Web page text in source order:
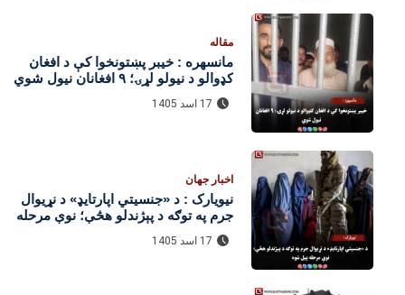
مقاله
مانسهره : خیبر پښتونخوا کې د افغان
کډوالو د نیولو لړۍ؛ ۹ افغانان نیول شوي
17 اسد 1405
اخبار جهان
نیویارک : د «جنسیتي اپارتایډ» د نړیوال
جرم په توګه د پېژندلو هڅې؛ نوې مرحله
پیل شوه
17 اسد 1405